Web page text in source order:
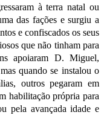
à terra natal ou
das fações e surgiu a
e confiscados os seus
que não tinham para
apoiaram D. Miguel,
quando se instalou o
outros pegaram em
habilitação própria para
pela avançada idade e